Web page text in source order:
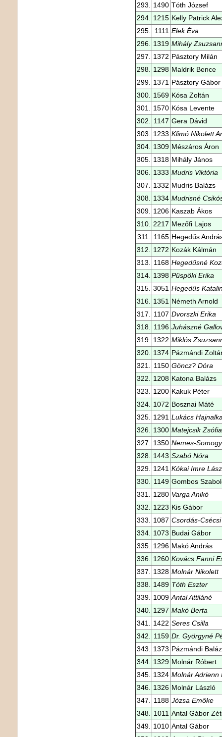
293.
1490 Tóth József
294.
1215 Kelly Patrick
295.
1111 Elek Éva
296.
1319 Mihály
297.
1372 Pásztory Milán
298.
1298 Maldrik Bence
299.
1371 Pásztory Gábor
300.
1569 Kósa Zoltán
301.
1570 Kósa Levente
302.
1147 Gera Dávid
303.
1233 Klimó Nikolett
304.
1309 Mészáros Áron
305.
1318 Mihály János
306.
1333 Mudris Viktória
307.
1332 Mudris Balázs
308.
1334 Mudrisné
309.
1206 Kaszab Ákos
310.
2217 Mezőfi Lajos
311.
1165 Hegedűs
312.
1272 Kozák Kálmán
313.
1168 Hegedűsné
314.
1398 Püspöki Erika
315. 3051 Hegedűs
316.
1351 Németh Arnold
317.
1107 Dvorszki Erika
318.
1196 Juhászné
319.
1322 Miklós
320.
1374 Pázmándi
321.
1150 Göncz? Dóra
322.
1208 Katona Balázs
323.
1200 Kakuk Péter
324.
1072 Bosznai Máté
325.
1291 Lukács
326.
1300 Matejcsik Zsófia
327.
1350 Nemes-
328.
1443 Szabó Nóra
329.
1241 Kókai Imre
330.
1149 Gombos
331.
1280 Varga Anikó
332.
1223 Kis Gábor
333.
1087 Csordás-
334.
1073 Budai Gábor
335.
1296 Makó András
336.
1260 Kovács Fanni
337.
1328 Molnár Nikolett
338.
1489 Tóth Eszter
339.
1009 Antal Attiláné
340.
1297 Makó Berta
341.
1422 Seres Csilla
342.
1159 Dr. Györgyné
343.
1373 Pázmándi
344.
1329 Molnár Róbert
345.
1324 Molnár Adrienn
346.
1326 Molnár László
347.
1188 Józsa Emőke
348.
1011 Antal Gábor
349.
1010 Antal Gábor